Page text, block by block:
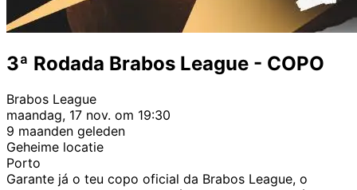
3ª Rodada Brabos League - COPO
Brabos League
maandag, 17 nov. om 19:30
9 maanden geleden
Geheime locatie
Porto
Garante já o teu copo oficial da Brabos League, o